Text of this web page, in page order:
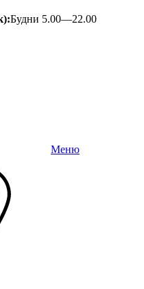
Будни 5.00—22.00
Меню